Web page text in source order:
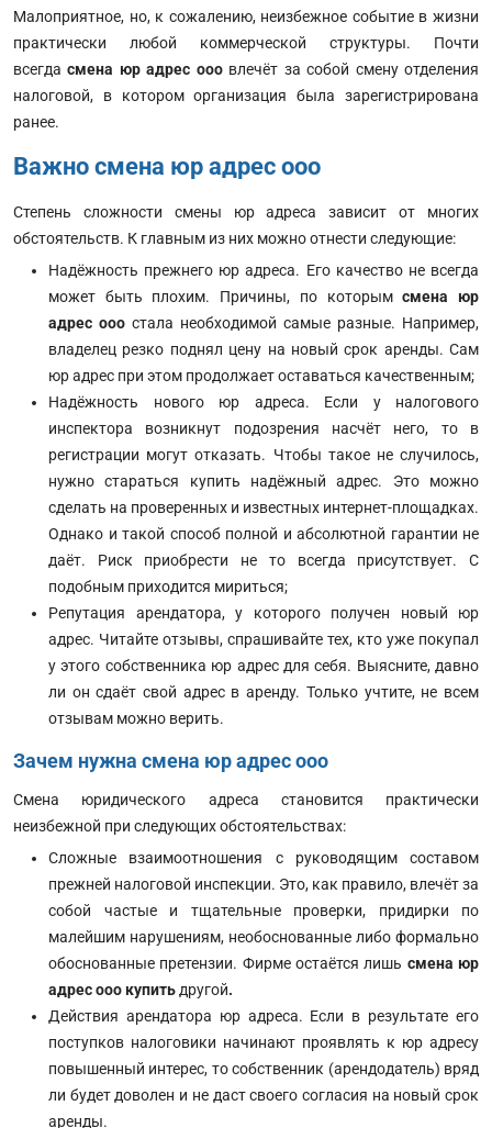
Малоприятное, но, к сожалению, неизбежное событие в жизни
практически любой коммерческой структуры. Почти
всегдасмена юр адрес ооо влечёт за собой смену отделения
налоговой, в котором организация была зарегистрирована
ранее.
Важно смена юр адрес ооо
Степень сложности смены юр адреса зависит от многих
обстоятельств. К главным из них можно отнести следующие:
Надёжность прежнего юр адреса. Его качество не всегда
может быть плохим. Причины, по которымсмена юр
адрес ооо стала необходимой самые разные. Например,
владелец резко поднял цену на новый срок аренды. Сам
юр адрес при этом продолжает оставаться качественным;
Надёжность нового юр адреса. Если у налогового
инспектора возникнут подозрения насчёт него, то в
регистрации могут отказать. Чтобы такое не случилось,
нужно стараться купить надёжный адрес. Это можно
сделать на проверенных и известных интернет-площадках.
Однако и такой способ полной и абсолютной гарантии не
даёт. Риск приобрести не то всегда присутствует. С
подобным приходится мириться;
Репутация арендатора, у которого получен новый юр
адрес. Читайте отзывы, спрашивайте тех, кто уже покупал
у этого собственника юр адрес для себя. Выясните, давно
ли он сдаёт свой адрес в аренду. Только учтите, не всем
отзывам можно верить.
Зачем нужна смена юр адрес ооо
Смена юридического адреса становится практически
неизбежной при следующих обстоятельствах:
Сложные взаимоотношения с руководящим составом
прежней налоговой инспекции. Это, как правило, влечёт за
собой частые и тщательные проверки, придирки по
малейшим нарушениям, необоснованные либо формально
обоснованные претензии. Фирме остаётся лишь смена юр
адрес ооо купитьдругой.
Действия арендатора юр адреса. Если в результате его
поступков налоговики начинают проявлять к юр адресу
повышенный интерес, то собственник (арендодатель) вряд
ли будет доволен и не даст своего согласия на новый срок
аренды.